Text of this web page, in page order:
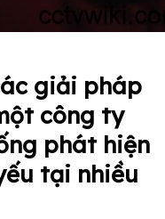
giải pháp
công ty
phát hiện
tại nhiều